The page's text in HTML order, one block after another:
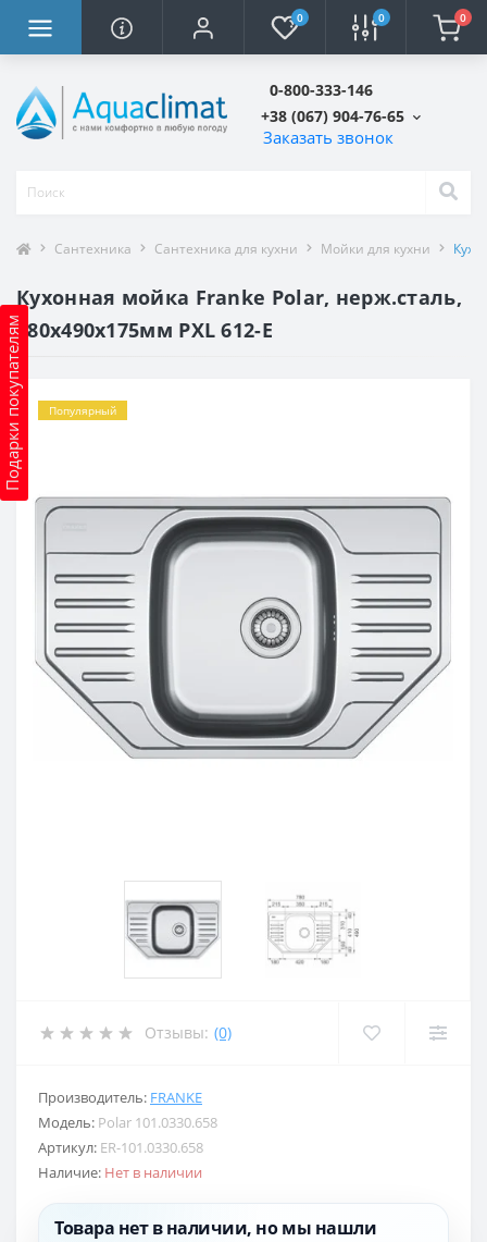
0 0 0
0-800-333-146
+38 (067) 904-76-65
Заказать звонок
Подарки покупателям
Сантехника Сантехника для кухни Мойки для кухни
Кухонная мойка Franke Polar, нерж.сталь,
780х490х175мм PXL 612-E
Популярный
Отзывы: (0)
Производитель: FRANKE
Модель: Polar 101.0330.658
Артикул: ER-101.0330.658
Наличие: Нет в наличии
Товара нет в наличии, но мы нашли